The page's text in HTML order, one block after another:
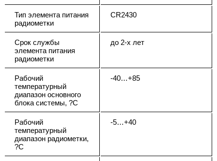
Тип элемента питания
радиометки
CR2430
Срок службы
элемента питания
радиометки
до 2-х лет
Рабочий
температурный
диапазон основного
блока системы, ?С
-40…+85
Рабочий
температурный
диапазон радиометки,
?С
-5…+40